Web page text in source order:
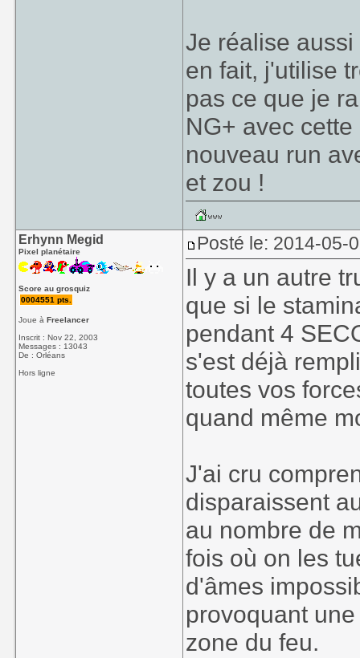
Je réalise
en fait, j'utilise
pas ce que je
NG+ avec
nouveau run
et zou !
Erhynn Megid
Pixel planétaire
Score au grosquiz
0004551 pts.
Joue àFreelancer
Inscrit : Nov 22, 2003
Messages : 13043
De : Orléans
Hors ligne
Posté le: 2014-05-
Il y a un autre
que si le
pendant 4
s'est déjà
toutes vos
quand même
J'ai cru
disparaissent
au nombre de
fois où on les
d'âmes
provoquant
zone du feu.